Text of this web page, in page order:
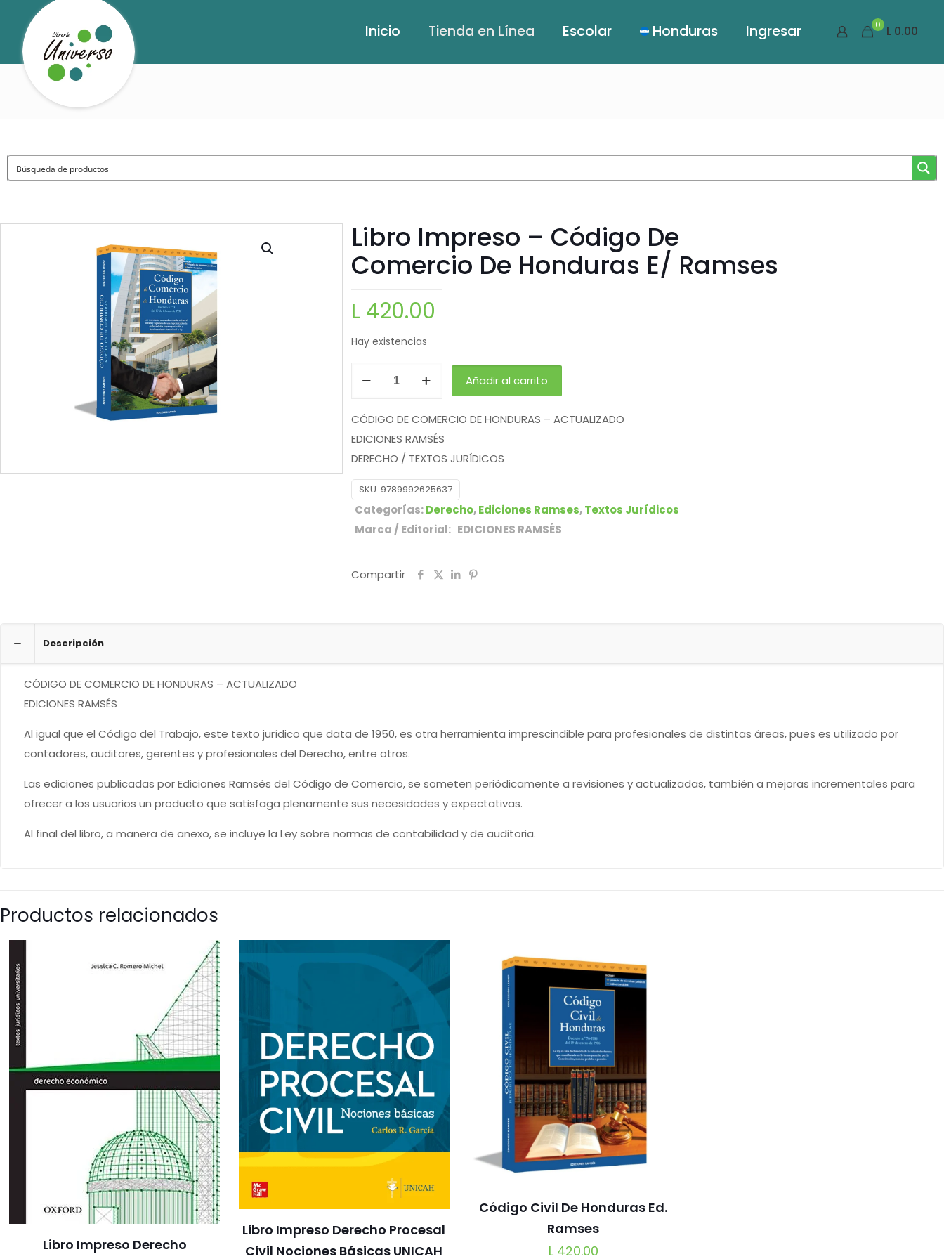
Inicio Tienda en Línea Escolar Honduras Ingresar 0 L 0.00
Libro Impreso – Código De
Comercio De Honduras E/ Ramses
L 420.00
Hay existencias
Añadir al carrito
CÓDIGO DE COMERCIO DE HONDURAS – ACTUALIZADO
EDICIONES RAMSÉS
DERECHO / TEXTOS JURÍDICOS
SKU: 9789992625637
Categorías:Derecho,Ediciones Ramses,Textos Jurídicos
Marca / Editorial: EDICIONES RAMSÉS
Compartir
Descripción
CÓDIGO DE COMERCIO DE HONDURAS – ACTUALIZADO
EDICIONES RAMSÉS
Al igual que el Código del Trabajo, este texto jurídico que data de 1950, es otra herramienta imprescindible para profesionales de distintas áreas, pues es utilizado por
contadores, auditores, gerentes y profesionales del Derecho, entre otros.
Las ediciones publicadas por Ediciones Ramsés del Código de Comercio, se someten periódicamente a revisiones y actualizadas, también a mejoras incrementales para
ofrecer a los usuarios un producto que satisfaga plenamente sus necesidades y expectativas.
Al final del libro, a manera de anexo, se incluye la Ley sobre normas de contabilidad y de auditoria.
Productos relacionados
Libro Impreso Derecho
Libro Impreso Derecho Procesal
Civil Nociones Básicas UNICAH
Código Civil De Honduras Ed.
Ramses
L420.00